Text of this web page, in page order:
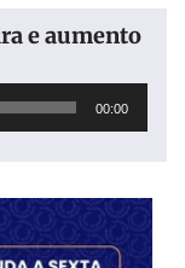
e aumento
00:00